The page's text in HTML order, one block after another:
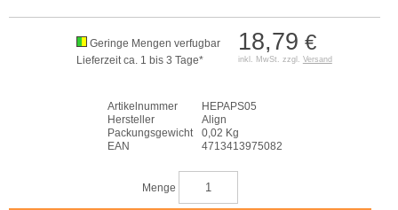
18,79 €
inkl. MwSt. zzgl. Versand
Geringe Mengen verfugbar
Lieferzeit ca. 1 bis 3 Tage*
Artikelnummer
HEPAPS05
Hersteller
Align
Packungsgewicht
0,02 Kg
EAN
4713413975082
Menge